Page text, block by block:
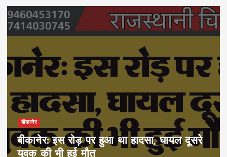
बीकानेर
बीकानेर: इस रोड़ पर हुआ था हादसा, घायल दूसरे
युवक की भी हुई मौत